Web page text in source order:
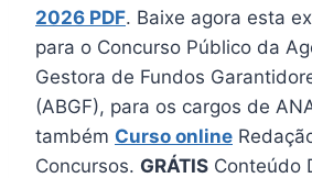
2026 PDF. Baixe agora esta
para o Concurso Público da
Gestora de Fundos
(ABGF), para os cargos de
também Curso online
Concursos. GRÁTIS Conteúdo